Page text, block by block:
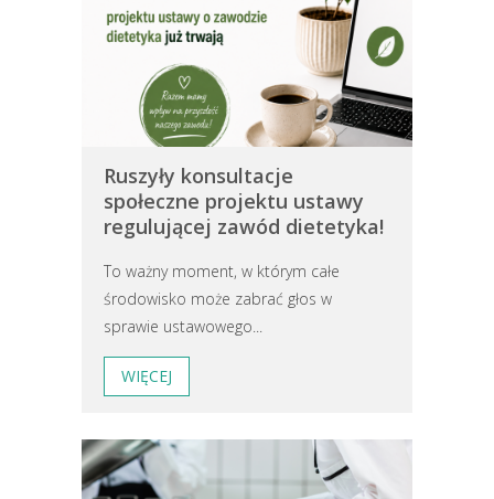
Ruszyły konsultacje
społeczne projektu ustawy
regulującej zawód dietetyka!
To ważny moment, w którym całe
środowisko może zabrać głos w
sprawie ustawowego...
WIĘCEJ